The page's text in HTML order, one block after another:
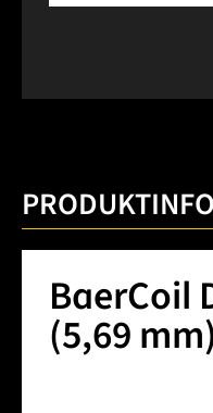
BaerCoil
(5,69